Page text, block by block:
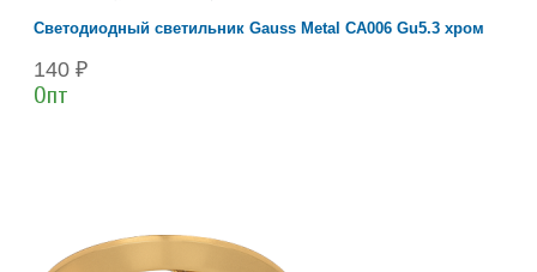
Светодиодный светильник Gauss Metal CA006 Gu5.3 хром
140 ₽
Опт